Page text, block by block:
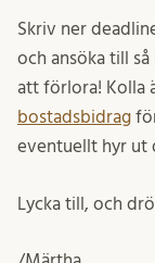
Skriv ner
och ansöka till
att förlora! Kolla
bostadsbidrag
eventuellt hyr ut
Lycka till, och